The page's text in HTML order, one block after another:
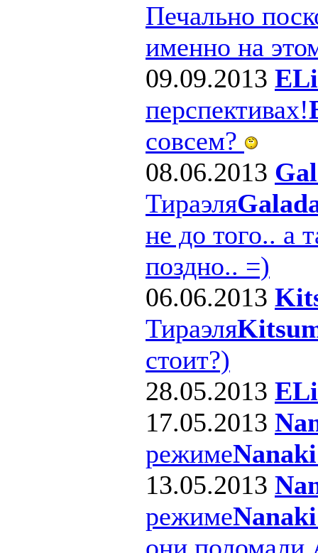
Печально
именно на
09.09.2013 ELi
перспективах!
совсем?
08.06.2013
Тираэля
не до того.. а
поздно.. =)
06.06.2013
Тираэля
стоит?)
28.05.2013 ELi
17.05.2013
режиме
13.05.2013
режиме